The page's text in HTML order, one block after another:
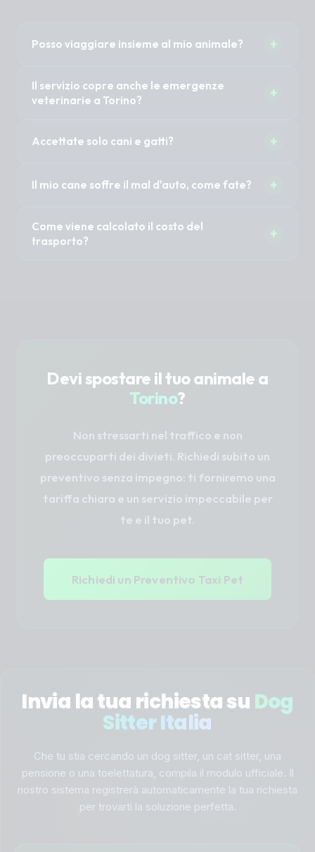
Posso viaggiare insieme al mio animale? +
possono accompagnare il proprio animale
prenotazione per organizzare i posti a sedere.
Il servizio copre anche le emergenze
veterinarie a Torino?
+
abbiamo sirene mediche). Tuttavia, previa
certamente trasportare in modo rapido e sicuro
Accettate solo cani e gatti? +
anche animali esotici, conigli, roditori o uccelli.
viaggino all'interno del proprio trasportino o
teca di sicurezza.
Il mio cane soffre il mal d'auto, come fate? +
dolce e preventivo, evitando frenate brusche.
Assicuriamo un'ottima aerazione dell'abitacolo
Come viene calcolato il costo del
trasporto?
+
Devi spostare il tuo animale a
Torino?
Non stressarti nel traffico e non
preoccuparti dei divieti. Richiedi subito un
preventivo senza impegno: ti forniremo una
tariffa chiara e un servizio impeccabile per
te e il tuo pet.
Richiedi un Preventivo Taxi Pet
Invia la tua richiesta su Dog
Sitter Italia
Che tu stia cercando un dog sitter, un cat sitter, una
pensione o una toelettatura, compila il modulo ufficiale. Il
nostro sistema registrerà automaticamente la tua richiesta
per trovarti la soluzione perfetta.